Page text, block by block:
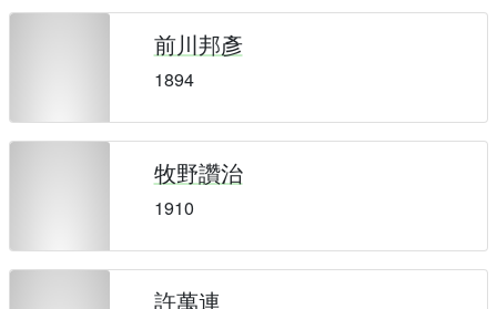
前川邦彥
1894
牧野讚治
1910
許萬連